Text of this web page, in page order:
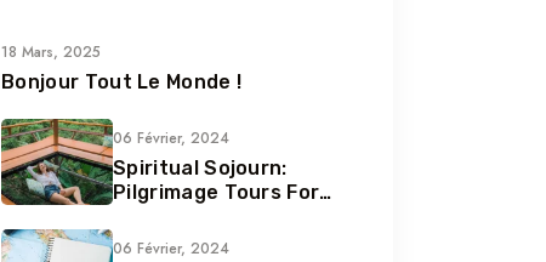
18 Mars, 2025
Bonjour Tout Le Monde !
06 Février, 2024
Spiritual Sojourn:
Pilgrimage Tours For
06 Février, 2024